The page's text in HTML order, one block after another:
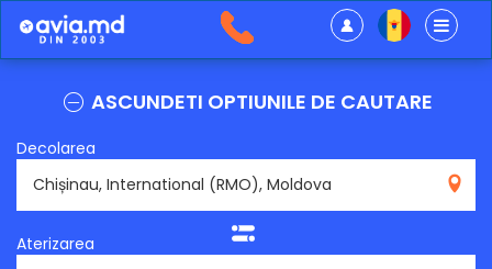
ASCUNDETI OPTIUNILE DE CAUTARE
Decolarea
Aterizarea